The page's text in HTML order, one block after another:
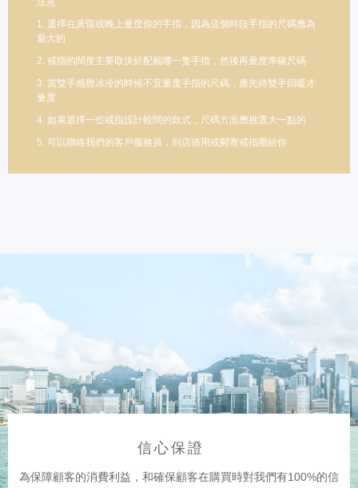
1. 選擇在黃昏或晚上量度你的手指，因為這個時段手指的尺碼應為
最大的
2. 戒指的闊度主要取決於配戴哪一隻手指，然後再量度準確尺碼
3. 當雙手感覺冰冷的時候不宜量度手指的尺碼，應先待雙手回暖才
量度
4. 如果選擇一些戒指設計較闊的款式，尺碼方面應挑選大一點的
5. 可以聯絡我們的客戶服務員，到店借用或郵寄戒指圈給你
信心保證
為保障顧客的消費利益，和確保顧客在購買時對我們有100%的信